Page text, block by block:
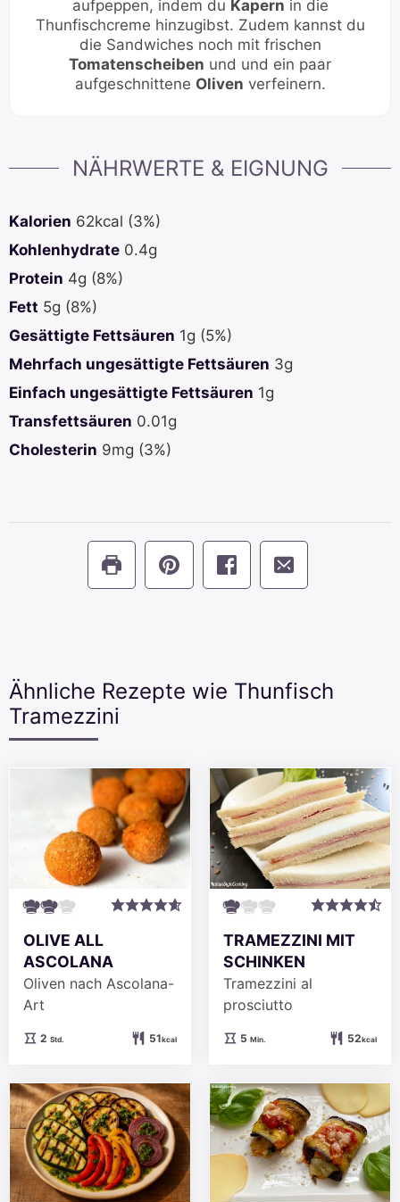
aufpeppen, indem du Kapern in die
Thunfischcreme hinzugibst. Zudem kannst du
die Sandwiches noch mit frischen
Tomatenscheiben und und ein paar
aufgeschnittene Oliven verfeinern.
NÄHRWERTE & EIGNUNG
Kalorien 62kcal (3%)
Kohlenhydrate 0.4g
Protein 4g (8%)
Fett 5g (8%)
Gesättigte Fettsäuren 1g (5%)
Mehrfach ungesättigte Fettsäuren 3g
Einfach ungesättigte Fettsäuren 1g
Transfettsäuren 0.01g
Cholesterin 9mg (3%)
Ähnliche Rezepte wie Thunfisch
Tramezzini
OLIVE ALL
ASCOLANA
Oliven nach Ascolana-
Art
2Stunden
Std. 51kcal
TRAMEZZINI MIT
SCHINKEN
Tramezzini al
prosciutto
5Minuten
Min. 52kcal